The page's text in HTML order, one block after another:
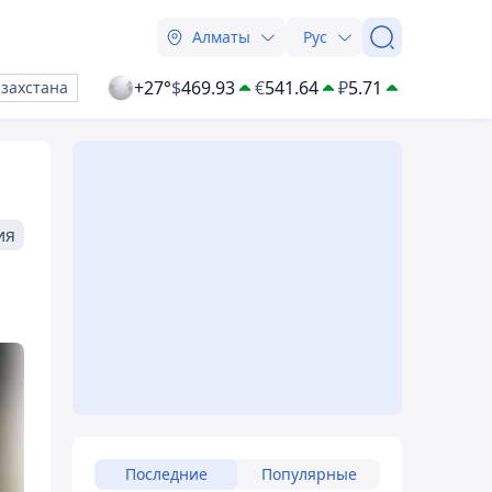
Алматы Рус
+27°$469.93 €541.64 ₽5.71
Последние Популярные